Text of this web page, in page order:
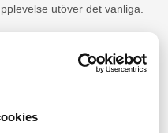
utöver det vanliga.
ett roligt
på ett roligt och